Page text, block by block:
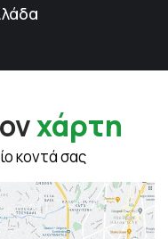
χάρτη
κοντά σας